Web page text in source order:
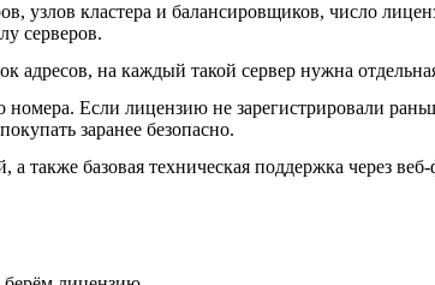
узлов кластера и балансировщиков, число
серверов.
адресов, на каждый такой сервер нужна
Если лицензию не зарегистрировали
заранее безопасно.
базовая техническая поддержка через